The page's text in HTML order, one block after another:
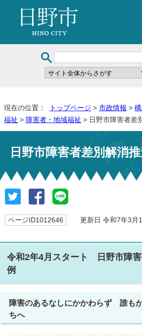
現在の位置： トップページ > 市政情報 >
福祉 > 障害者・地域福祉 > 日野市障害者差
日野市障害者差別解消
ページID1012646 更新日 令和7年3月
令和2年4月スタート 日野市障
例
障害のあるなしにかかわらず 誰も
ちへ